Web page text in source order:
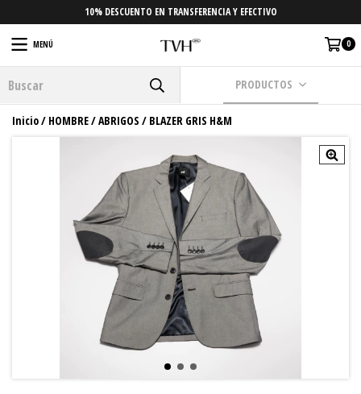
10% DESCUENTO EN TRANSFERENCIA Y EFECTIVO
MENÚ 0
PRODUCTOS
Inicio/ HOMBRE/ABRIGOS / BLAZER GRIS H&M